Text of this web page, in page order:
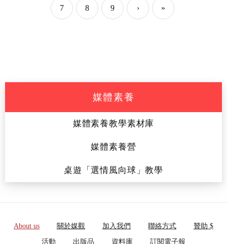
7 8 9 › »
媒體素養
媒體素養教學素材庫
媒體素養營
桌遊「選情風向球」教學
About us 關於媒觀 加入我們 聯絡方式 贊助 $
活動 出版品 資料庫 訂閱電子報